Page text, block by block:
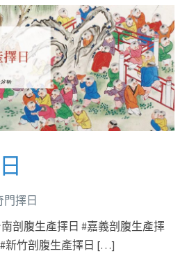
門擇日
剖腹生產擇日 #嘉義剖腹生產擇
新竹剖腹生產擇日 […]